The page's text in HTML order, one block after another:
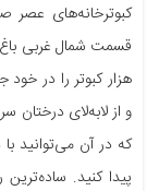
قسمت شمال غربی باغ
هزار کبوتر را در
و از لابه‌لای
که در آن می‌توانید
پیدا کنید.